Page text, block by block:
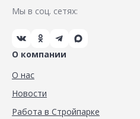
Мы в соц. сетях:
О компании
О нас
Новости
Работа в Стройпарке